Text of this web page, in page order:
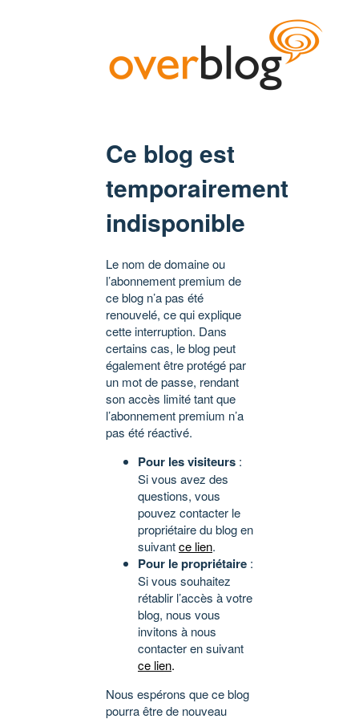
Ce blog est
temporairement
indisponible
Le nom de domaine ou
l’abonnement premium de
ce blog n’a pas été
renouvelé, ce qui explique
cette interruption. Dans
certains cas, le blog peut
également être protégé par
un mot de passe, rendant
son accès limité tant que
l’abonnement premium n’a
pas été réactivé.
Pour les visiteurs :
Si vous avez des
questions, vous
pouvez contacter le
propriétaire du blog en
suivantce lien.
Pour le propriétaire :
Si vous souhaitez
rétablir l’accès à votre
blog, nous vous
invitons à nous
contacter en suivant
ce lien.
Nous espérons que ce blog
pourra être de nouveau